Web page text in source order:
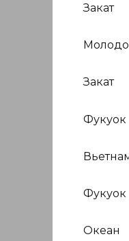
Закат
Закат
Фукуок
Фукуок
Океан